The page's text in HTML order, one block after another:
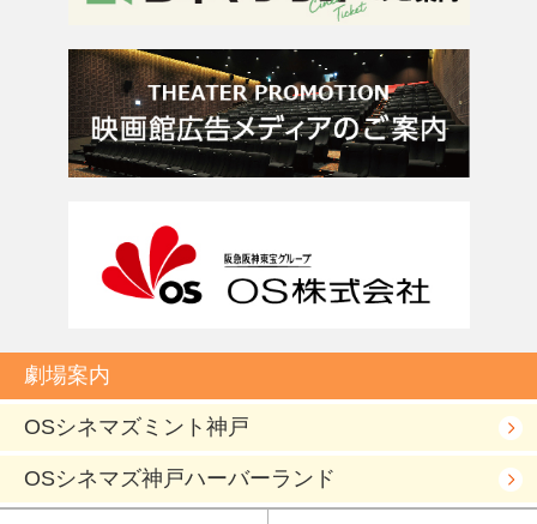
劇場案内
OSシネマズミント神戸
OSシネマズ神戸ハーバーランド